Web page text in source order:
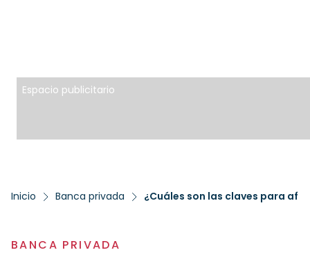
Espacio publicitario
Inicio Banca privada
BANCA PRIVADA